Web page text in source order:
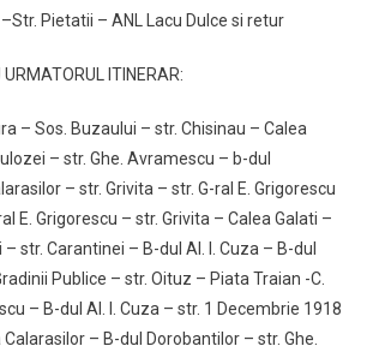
Pietatii – ANL Lacu Dulce si retur
ITINERAR:
– Sos. Buzaului – str. Chisinau – Calea
– str. Ghe. Avramescu – b-dul
– str. Grivita – str. G-ral E. Grigorescu
E. Grigorescu – str. Grivita – Calea Galati –
str. Carantinei – B-dul Al. I. Cuza – B-dul
Publice – str. Oituz – Piata Traian -C.
– B-dul Al. I. Cuza – str. 1 Decembrie 1918
– B-dul Dorobantilor – str. Ghe.